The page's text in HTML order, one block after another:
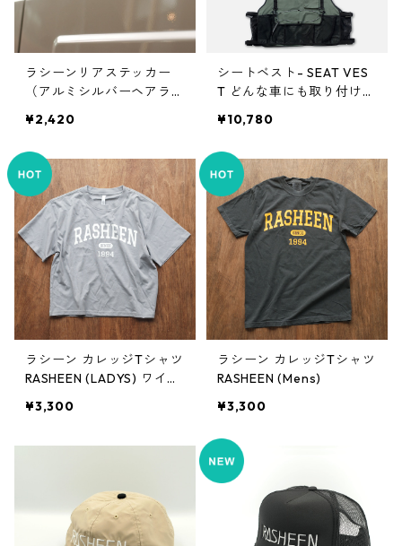
ラシーンリアステッカー
（アルミシルバーヘアライ
¥2,420
シートベスト- SEAT VES
T どんな車にも取り付けら
る！ ラシーン クロスロ
ード ランクル RAV4 デリ
カ
¥10,780
ラシーン カレッジTシャツ
RASHEEN (LADYS) ワイド
¥3,300
ラシーン カレッジTシャツ
RASHEEN (Mens)
¥3,300